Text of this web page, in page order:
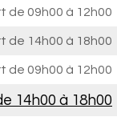
de 09h00 à 12h00
de 14h00 à 18h00
de 09h00 à 12h00
14h00 à 18h00